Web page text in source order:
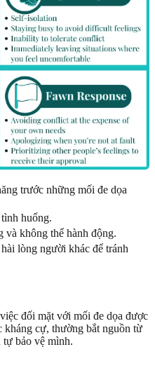
trước những mối đe dọa
huống.
và không thể hành động.
lòng người khác để tránh
đối mặt với mối đe dọa được
kháng cự, thường bắt nguồn từ
tự bảo vệ mình.